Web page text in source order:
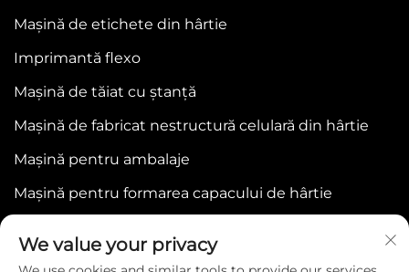
Mașină de etichete din hârtie
Imprimantă flexo
Mașină de tăiat cu ștanță
Mașină de fabricat nestructură celulară din hârtie
Mașină pentru ambalaje
Mașină pentru formarea capacului de hârtie
We value your privacy